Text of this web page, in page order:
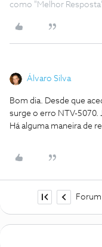
como "Melhor
Álvaro Silva
Bom dia. Desde que
surge o erro NTV-5070.
Há alguma maneira de